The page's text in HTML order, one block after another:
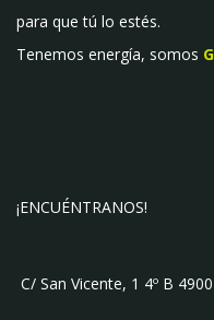
para que tú lo estés.
Tenemos energía, somos
¡ENCUÉNTRANOS!
C/ San Vicente, 1 4º B